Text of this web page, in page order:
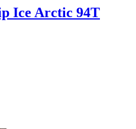
Ice Arctic 94T